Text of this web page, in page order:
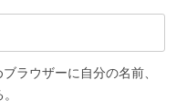
ラウザーに自分の名前、